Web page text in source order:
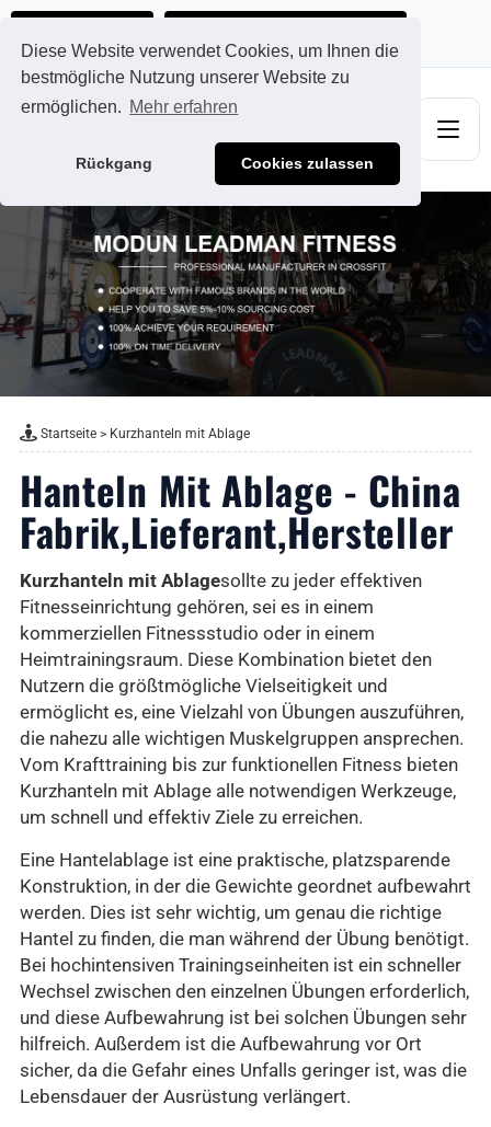
Diese Website verwendet Cookies, um Ihnen die
bestmögliche Nutzung unserer Website zu
ermöglichen. Mehr erfahren
Rückgang Cookies zulassen
Startseite> Kurzhanteln mit Ablage
Hanteln Mit Ablage - China
Fabrik,Lieferant,Hersteller
Kurzhanteln mit Ablagesollte zu jeder effektiven
Fitnesseinrichtung gehören, sei es in einem
kommerziellen Fitnessstudio oder in einem
Heimtrainingsraum. Diese Kombination bietet den
Nutzern die größtmögliche Vielseitigkeit und
ermöglicht es, eine Vielzahl von Übungen auszuführen,
die nahezu alle wichtigen Muskelgruppen ansprechen.
Vom Krafttraining bis zur funktionellen Fitness bieten
Kurzhanteln mit Ablage alle notwendigen Werkzeuge,
um schnell und effektiv Ziele zu erreichen.
Eine Hantelablage ist eine praktische, platzsparende
Konstruktion, in der die Gewichte geordnet aufbewahrt
werden. Dies ist sehr wichtig, um genau die richtige
Hantel zu finden, die man während der Übung benötigt.
Bei hochintensiven Trainingseinheiten ist ein schneller
Wechsel zwischen den einzelnen Übungen erforderlich,
und diese Aufbewahrung ist bei solchen Übungen sehr
hilfreich. Außerdem ist die Aufbewahrung vor Ort
sicher, da die Gefahr eines Unfalls geringer ist, was die
Lebensdauer der Ausrüstung verlängert.